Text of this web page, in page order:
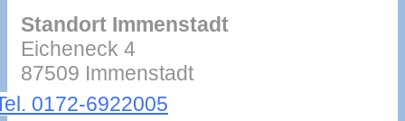
Standort Immenstadt
Eicheneck 4
87509 Immenstadt
0172-6922005